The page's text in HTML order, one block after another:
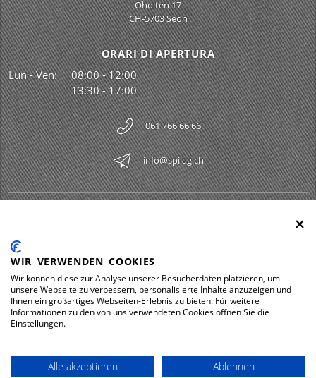
Oholten 17
CH-5703 Seon
ORARI DI APERTURA
Lun - Ven:
08:00 - 12:00
13:30 - 17:00
061 766 66 66
info@spilag.ch
LEGAL
DOWNLOADS
WIR VERWENDEN COOKIES
Wir können diese zur Analyse unserer Besucherdaten platzieren, um
unsere Webseite zu verbessern, personalisierte Inhalte anzuzeigen und
Ihnen ein großartiges Webseiten-Erlebnis zu bieten. Für weitere
Informationen zu den von uns verwendeten Cookies öffnen Sie die
Einstellungen.
Alle akzeptieren Ablehnen